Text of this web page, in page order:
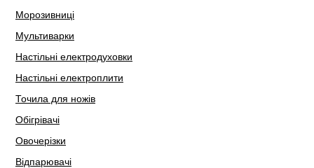
Морозивниці
Мультиварки
Настільні електродуховки
Настільні електроплити
Точила для ножів
Обігрівачі
Овочерізки
Відпарювачі